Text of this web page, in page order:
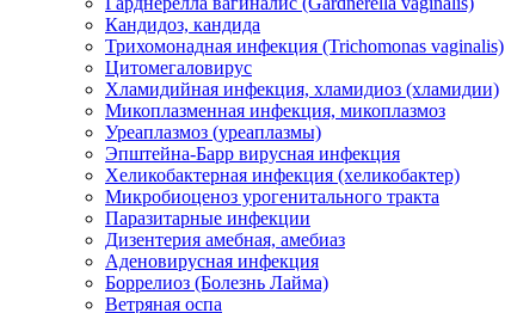
Кандидоз, кандида
Трихомонадная инфекция (Trichomonas vaginalis)
Цитомегаловирус
Хламидийная инфекция, хламидиоз (хламидии)
Микоплазменная инфекция, микоплазмоз
Уреаплазмоз (уреаплазмы)
Эпштейна-Барр вирусная инфекция
Хеликобактерная инфекция (хеликобактер)
Микробиоценоз урогенитального тракта
Паразитарные инфекции
Дизентерия амебная, амебиаз
Аденовирусная инфекция
Боррелиоз (Болезнь Лайма)
Ветряная оспа